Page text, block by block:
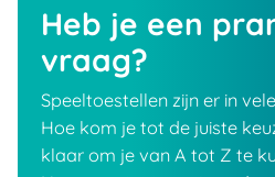
Heb je een
vraag?
Speeltoestellen zijn er in
Hoe kom je tot de juiste
klaar om je van A tot Z te